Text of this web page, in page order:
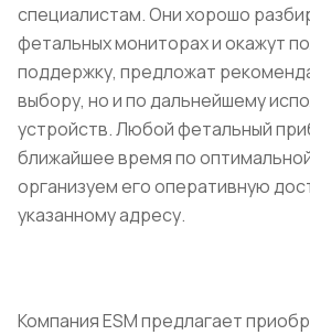
специалистам. Они хорошо
фетальных мониторах и окажут
поддержку, предложат
выбору, но и по дальнейшему
устройств. Любой фетальный
ближайшее время по
организуем его оперативную
указанному адресу.
Компания ESM предлагает